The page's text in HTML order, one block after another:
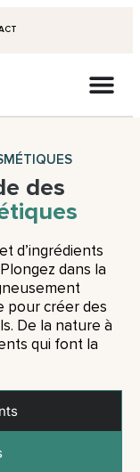
des
d’ingrédients
dans la
pour créer des
De la nature à
qui font la